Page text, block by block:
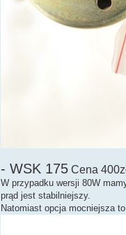
- WSK 175 Cena
W przypadku wersji 80W
prąd jest stabilniejszy.
Natomiast opcja mocniejsza